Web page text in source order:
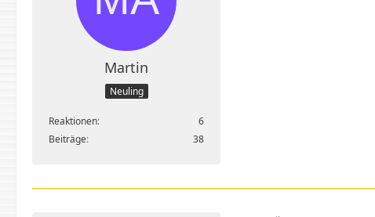
Martin
Neuling
Reaktionen
6
Beiträge
38